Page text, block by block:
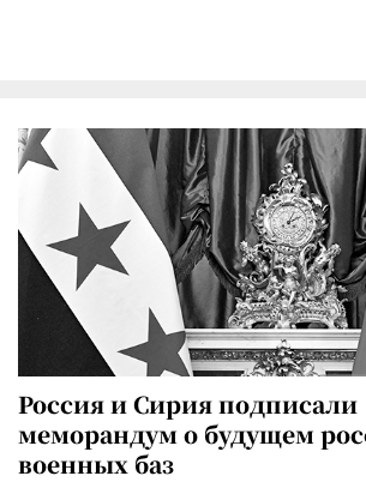
Россия и Сирия подписали
меморандум о будущем
военных баз